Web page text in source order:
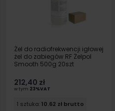
Żel do radiofrekwencji igłowej
żel do zabiegów RF Żelpol
Smooth 500g 20szt
212,40 zł
w tym 23%VAT
1 sztuka:10.62 zł brutto